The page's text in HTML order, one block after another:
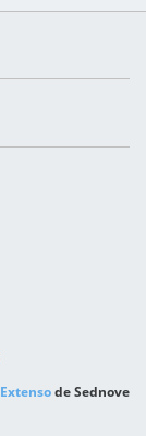
Extensode Sednove